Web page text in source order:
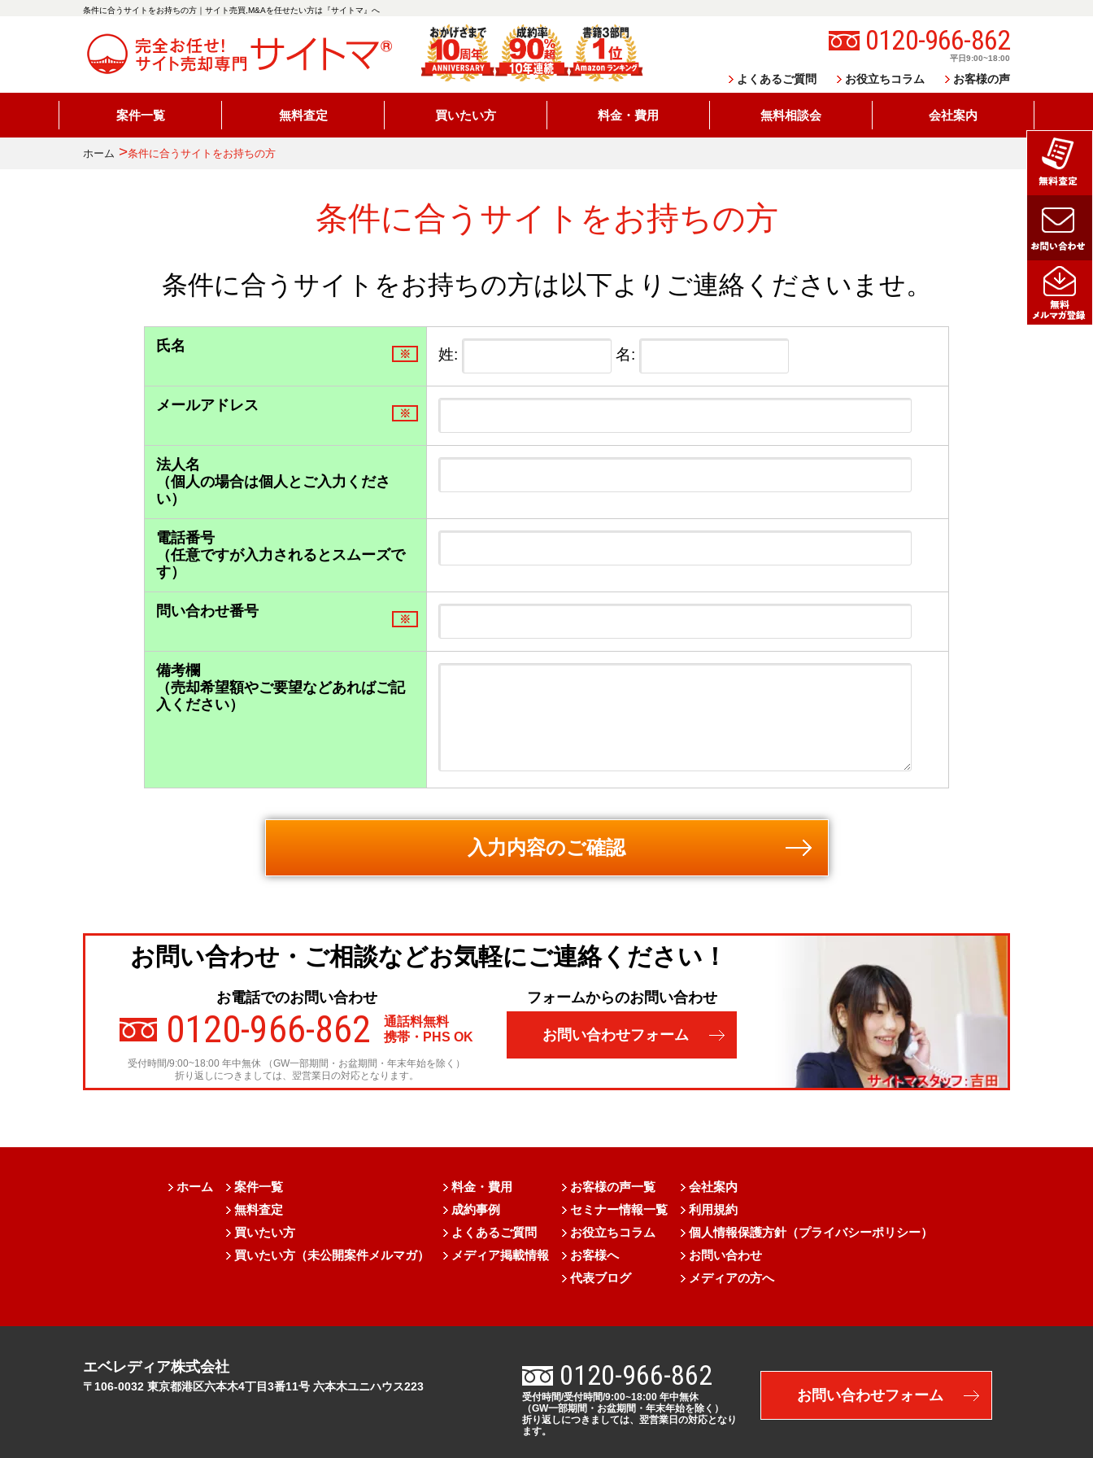
条件に合うサイトをお持ちの方｜サイト売買,M&Aを任せたい方は『サイトマ』へ
0120-966-862
平日9:00~18:00
よくあるご質問 お役立ちコラム お客様の声
案件一覧 無料査定 買いたい方 料金・費用 無料相談会 会社案内
ホーム >条件に合うサイトをお持ちの方
条件に合うサイトをお持ちの方
条件に合うサイトをお持ちの方は以下よりご連絡くださいませ。
氏名
※ 姓: 名:
メールアドレス
※
法人名
（個人の場合は個人とご入力くださ
い）
電話番号
（任意ですが入力されるとスムーズで
す）
問い合わせ番号
※
備考欄
（売却希望額やご要望などあればご記
入ください）
お問い合わせ・ご相談などお気軽にご連絡ください！
お電話でのお問い合わせ
0120-966-862
通話料無料
携帯・PHS OK
受付時間/9:00~18:00 年中無休 （GW一部期間・お盆期間・年末年始を除く）
折り返しにつきましては、翌営業日の対応となります。
フォームからのお問い合わせ
お問い合わせフォーム
ホーム
案件一覧
無料査定
買いたい方
買いたい方（未公開案件メルマガ）
料金・費用
成約事例
よくあるご質問
メディア掲載情報
お客様の声一覧
セミナー情報一覧
お役立ちコラム
お客様へ
代表ブログ
会社案内
利用規約
個人情報保護方針（プライバシーポリシー）
お問い合わせ
メディアの方へ
エベレディア株式会社
〒106-0032 東京都港区六本木4丁目3番11号 六本木ユニハウス223 0120-966-862
受付時間/受付時間/9:00~18:00 年中無休
（GW一部期間・お盆期間・年末年始を除く）
折り返しにつきましては、翌営業日の対応となり
ます。
お問い合わせフォーム